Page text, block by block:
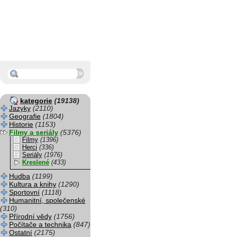
kategorie (19138)
Jazyky (2110)
Geografie (1804)
Historie (1153)
Filmy a seriály (5376)
Filmy (1396)
Herci (336)
Seriály (1976)
Kreslené (433)
Hudba (1199)
Kultura a knihy (1290)
Sportovní (1118)
Humanitní, společenské
(310)
Přírodní vědy (1756)
Počítače a technika (847)
Ostatní (2175)